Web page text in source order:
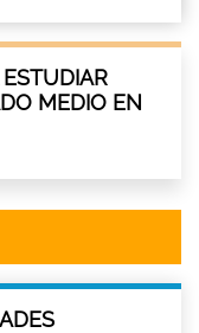
MEDIO EN